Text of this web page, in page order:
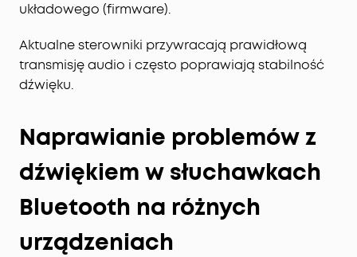
układowego (firmware).
Aktualne sterowniki przywracają prawidłową
transmisję audio i często poprawiają stabilność
dźwięku.
Naprawianie problemów z
dźwiękiem w słuchawkach
Bluetooth na różnych
urządzeniach